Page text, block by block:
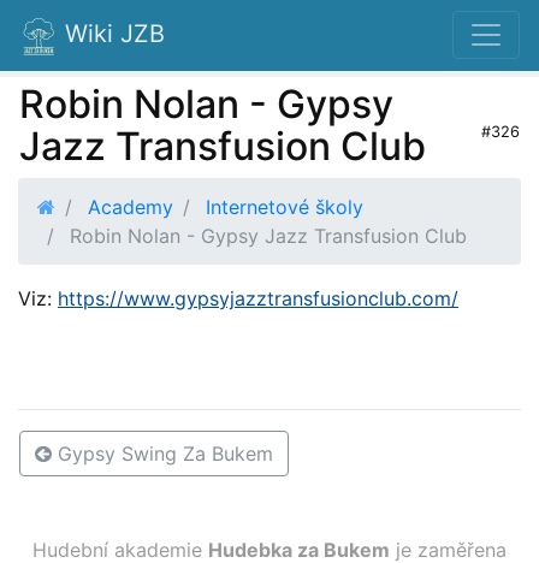
Wiki JZB
Robin Nolan - Gypsy
Jazz Transfusion Club
#326
Academy
Internetové školy
Robin Nolan - Gypsy Jazz Transfusion Club
Viz: https://www.gypsyjazztransfusionclub.com/
Gypsy Swing Za Bukem
Hudební akademie Hudebka za Bukem je zaměřena